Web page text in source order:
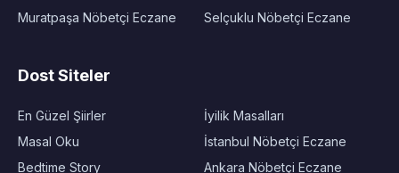
Muratpaşa Nöbetçi Eczane
Selçuklu Nöbetçi Eczane
Dost Siteler
En Güzel Şiirler
Masal Oku
Bedtime Story
İyilik Masalları
İstanbul Nöbetçi Eczane
Ankara Nöbetçi Eczane